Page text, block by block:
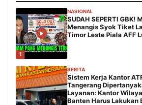
1
NASIONAL
SUDAH SEPERTI GBK!
Menangis Syok Tiket
Timor Leste Piala AFF
BERITA
Sistem Kerja Kantor
Tangerang
Layanan: Kantor
Banten Harus Lakukan